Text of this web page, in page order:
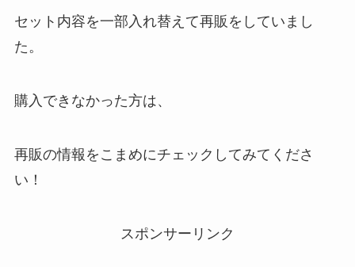
セット内容を一部入れ替えて再販をしていまし
た。
購入できなかった方は、
再販の情報をこまめにチェックしてみてくださ
い！
スポンサーリンク